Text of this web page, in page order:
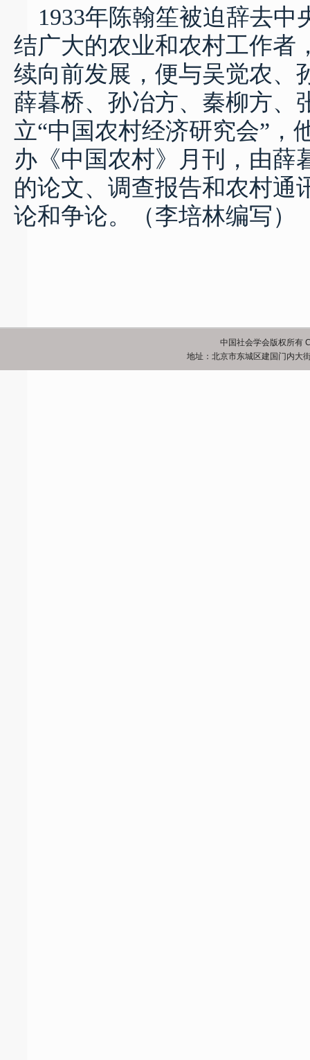
1933年陈翰笙被迫辞去中
结广大的农业和农村工作者
续向前发展，便与吴觉农、
薛暮桥、孙冶方、秦柳方、
立“中国农村经济研究会” ，
办《中国农村》月刊，由薛
的论文、调查报告和农村通
论和争论。
（李培林编写）
中国社会学会版权所有
地址：北京市东城区建国门内